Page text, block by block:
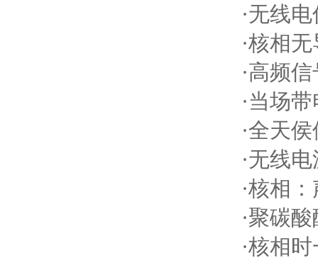
·无线
·核相
·高频
·当场
·全天
·无线
·核相
·聚碳
·核相